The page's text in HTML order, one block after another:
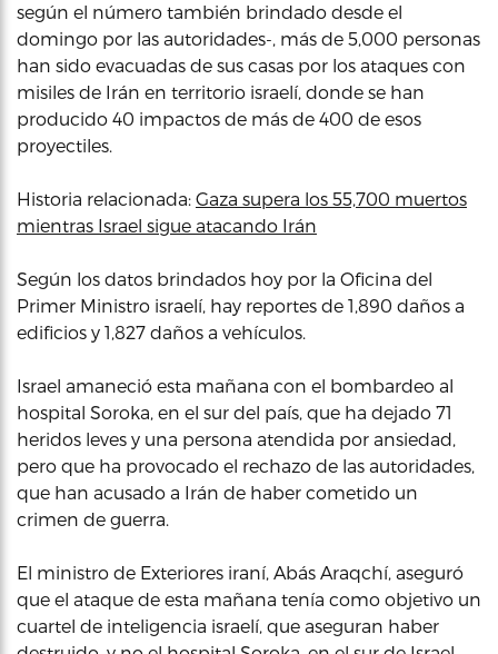
según el número también brindado desde el
domingo por las autoridades-, más de 5,000 personas
han sido evacuadas de sus casas por los ataques con
misiles de Irán en territorio israelí, donde se han
producido 40 impactos de más de 400 de esos
proyectiles.
Historia relacionada: Gaza supera los 55,700 muertos
mientras Israel sigue atacando Irán
Según los datos brindados hoy por la Oficina del
Primer Ministro israelí, hay reportes de 1,890 daños a
edificios y 1,827 daños a vehículos.
Israel amaneció esta mañana con el bombardeo al
hospital Soroka, en el sur del país, que ha dejado 71
heridos leves y una persona atendida por ansiedad,
pero que ha provocado el rechazo de las autoridades,
que han acusado a Irán de haber cometido un
crimen de guerra.
El ministro de Exteriores iraní, Abás Araqchí, aseguró
que el ataque de esta mañana tenía como objetivo un
cuartel de inteligencia israelí, que aseguran haber